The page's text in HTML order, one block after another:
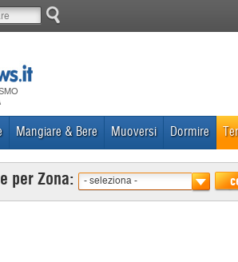
Mangiare & Bere Muoversi Dormire
per Zona: - seleziona -